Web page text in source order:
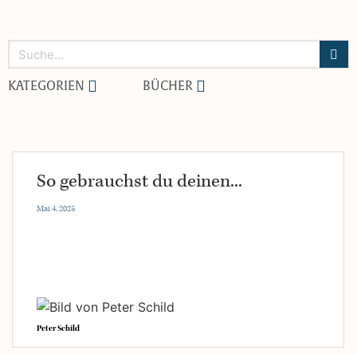
KATEGORIEN BÜCHER
So gebrauchst du deinen...
Mai 4, 2025
Peter Schild